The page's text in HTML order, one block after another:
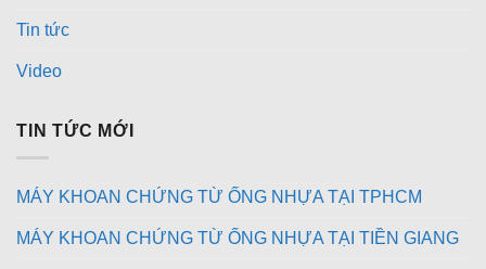
Tin tức
Video
TIN TỨC MỚI
MÁY KHOAN CHỨNG TỪ ỐNG NHỰA TẠI TPHCM
MÁY KHOAN CHỨNG TỪ ỐNG NHỰA TẠI TIỀN GIANG